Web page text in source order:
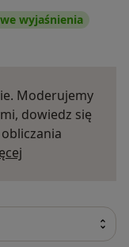
wyjaśnienia
Moderujemy
dowiedz się